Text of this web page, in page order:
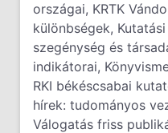
országai, KRTK
különbségek,
szegénység és
indikátorai,
RKI békéscsabai
hírek: tudományos
Válogatás friss